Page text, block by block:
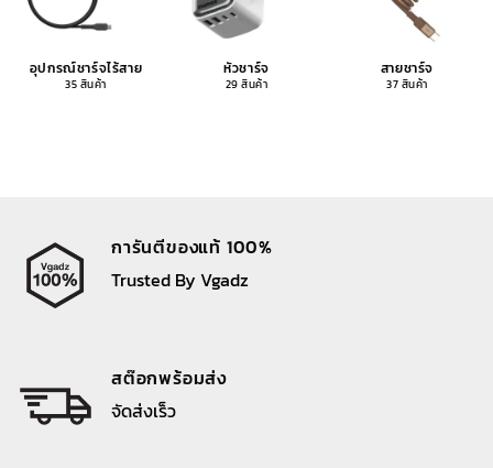
อุปกรณ์ชาร์จไร้สาย
35 สินค้า
หัวชาร์จ
29 สินค้า
สายชาร์จ
37 สินค้า
การันตีของแท้ 100%
Trusted By Vgadz
สต๊อกพร้อมส่ง
จัดส่งเร็ว